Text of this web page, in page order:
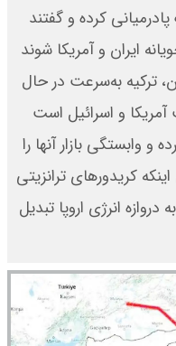
کرده و گفتند
ایران و آمریکا شوند
ترکیه به‌سرعت در حال
و اسرائیل است
و وابستگی بازار آنها را
کریدورهای ترانزیتی
دروازه انرژی اروپا تبدیل